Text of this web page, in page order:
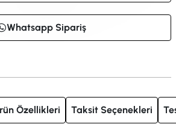
Whatsapp Sipariş
Özellikleri Taksit Seçenekleri